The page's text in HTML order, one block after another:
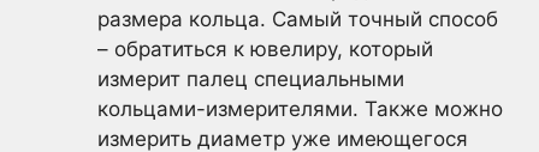
размера кольца. Самый точный способ
– обратиться к ювелиру, который
измерит палец специальными
кольцами-измерителями. Также можно
измерить диаметр уже имеющегося